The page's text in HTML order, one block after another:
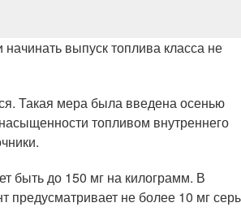
выпуск топлива класса не
Такая мера была введена осенью
топливом внутреннего
быть до 150 мг на килограмм. В
предусматривает не более 10 мг